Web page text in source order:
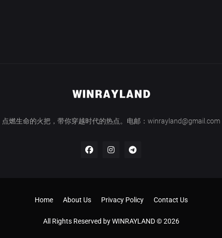
点燃生命的火把，带你穿越时代的热点。电邮：winrayland@gmail.com
All Rights Reserved by WINRAYLAND © 2026
Home About Us Privacy Policy Contact Us